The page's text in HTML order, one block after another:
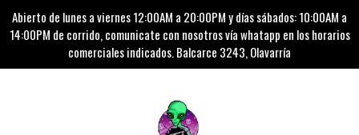
Abierto de lunes a viernes 12:00AM a 20:00PM y días sábados: 10:00AM a
14:00PM de corrido, comunicate con nosotros vía whatapp en los horarios
comerciales indicados. Balcarce 3243, Olavarría